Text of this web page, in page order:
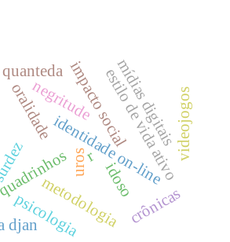
idoso
identidade on-line
metodologia
oralidade estilo de vida ativo
impacto social
psicologia
mídias digitais
uros
crônicas
videojogos
r
quanteda
djan
negritude